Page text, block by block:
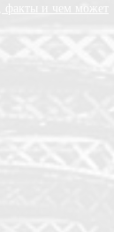
и чем может